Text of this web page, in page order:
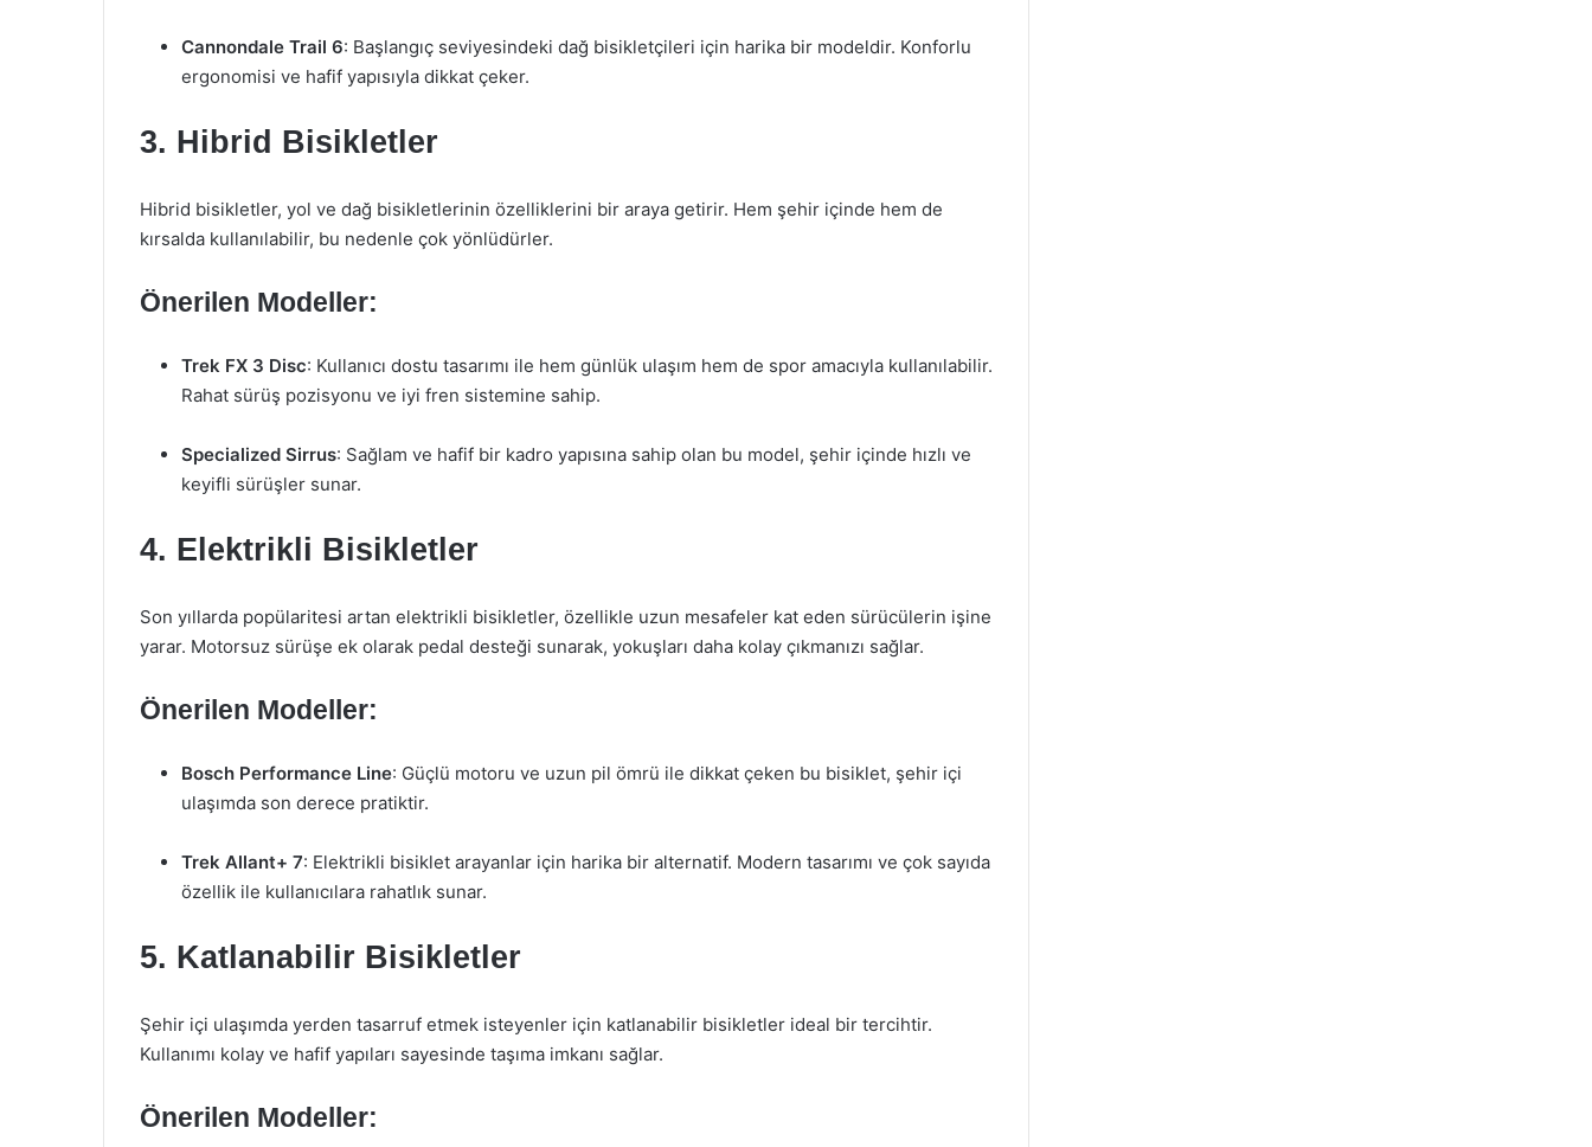
Cannondale Trail 6: Başlangıç seviyesindeki dağ bisikletçileri için harika bir modeldir. Konforlu
ergonomisi ve hafif yapısıyla dikkat çeker.
3. Hibrid Bisikletler
Hibrid bisikletler, yol ve dağ bisikletlerinin özelliklerini bir araya getirir. Hem şehir içinde hem de
kırsalda kullanılabilir, bu nedenle çok yönlüdürler.
Önerilen Modeller:
Trek FX 3 Disc: Kullanıcı dostu tasarımı ile hem günlük ulaşım hem de spor amacıyla kullanılabilir.
Rahat sürüş pozisyonu ve iyi fren sistemine sahip.
Specialized Sirrus: Sağlam ve hafif bir kadro yapısına sahip olan bu model, şehir içinde hızlı ve
keyifli sürüşler sunar.
4. Elektrikli Bisikletler
Son yıllarda popülaritesi artan elektrikli bisikletler, özellikle uzun mesafeler kat eden sürücülerin işine
yarar. Motorsuz sürüşe ek olarak pedal desteği sunarak, yokuşları daha kolay çıkmanızı sağlar.
Önerilen Modeller:
Bosch Performance Line: Güçlü motoru ve uzun pil ömrü ile dikkat çeken bu bisiklet, şehir içi
ulaşımda son derece pratiktir.
Trek Allant+ 7: Elektrikli bisiklet arayanlar için harika bir alternatif. Modern tasarımı ve çok sayıda
özellik ile kullanıcılara rahatlık sunar.
5. Katlanabilir Bisikletler
Şehir içi ulaşımda yerden tasarruf etmek isteyenler için katlanabilir bisikletler ideal bir tercihtir.
Kullanımı kolay ve hafif yapıları sayesinde taşıma imkanı sağlar.
Önerilen Modeller: